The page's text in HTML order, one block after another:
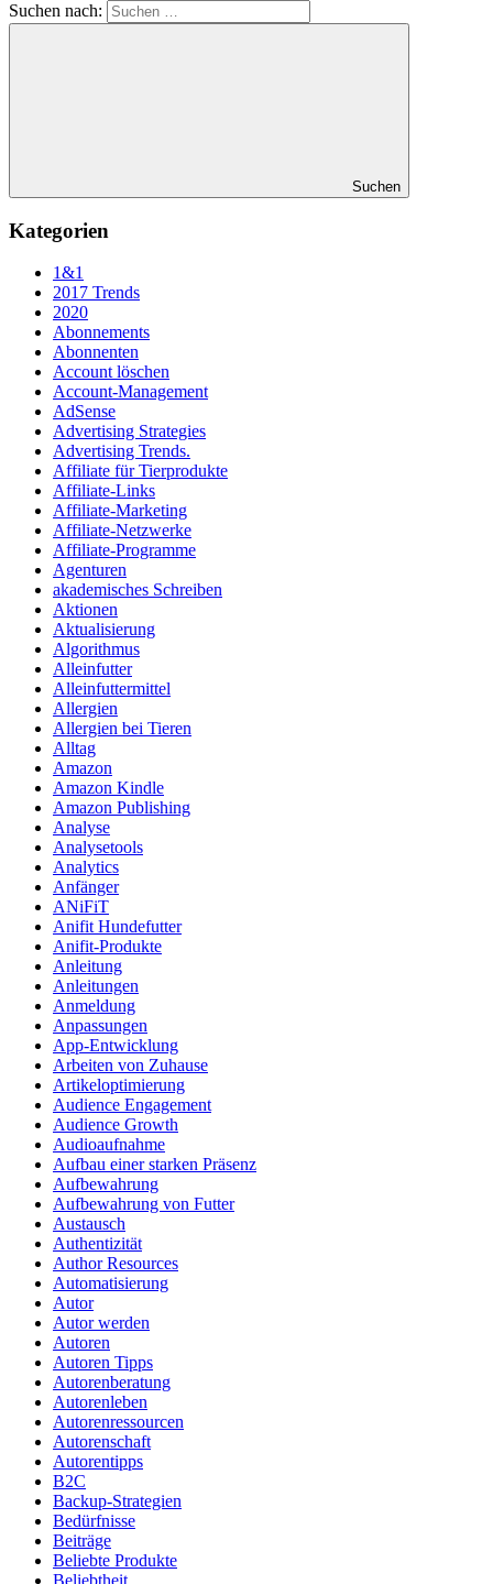
Suchen nach:
Suchen
Kategorien
1&1
2017 Trends
2020
Abonnements
Abonnenten
Account löschen
Account-Management
AdSense
Advertising Strategies
Advertising Trends.
Affiliate für Tierprodukte
Affiliate-Links
Affiliate-Marketing
Affiliate-Netzwerke
Affiliate-Programme
Agenturen
akademisches Schreiben
Aktionen
Aktualisierung
Algorithmus
Alleinfutter
Alleinfuttermittel
Allergien
Allergien bei Tieren
Alltag
Amazon
Amazon Kindle
Amazon Publishing
Analyse
Analysetools
Analytics
Anfänger
ANiFiT
Anifit Hundefutter
Anifit-Produkte
Anleitung
Anleitungen
Anmeldung
Anpassungen
App-Entwicklung
Arbeiten von Zuhause
Artikeloptimierung
Audience Engagement
Audience Growth
Audioaufnahme
Aufbau einer starken Präsenz
Aufbewahrung
Aufbewahrung von Futter
Austausch
Authentizität
Author Resources
Automatisierung
Autor
Autor werden
Autoren
Autoren Tipps
Autorenberatung
Autorenleben
Autorenressourcen
Autorenschaft
Autorentipps
B2C
Backup-Strategien
Bedürfnisse
Beiträge
Beliebte Produkte